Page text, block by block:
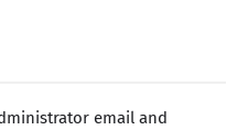
email and